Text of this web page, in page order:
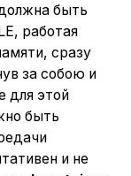
быть
работая
сразу
за собою и
для этой
быть
и не